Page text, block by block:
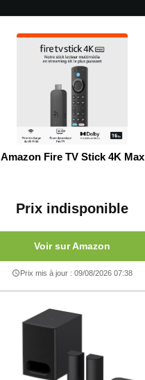
Amazon Fire TV Stick 4K Max
Prix indisponible
Voir sur Amazon
Prix mis à jour : 09/08/2026 07:38